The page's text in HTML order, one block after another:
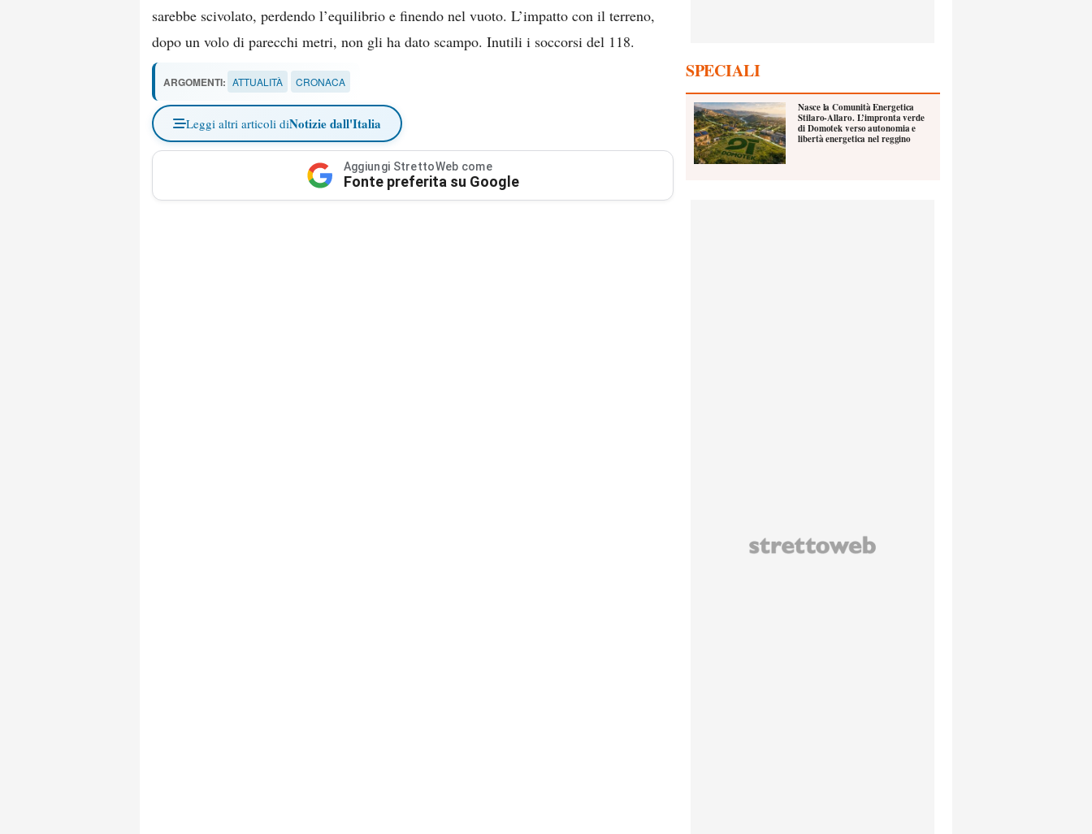
sarebbe scivolato, perdendo l’equilibrio e finendo nel vuoto. L’impatto con il terreno,
dopo un volo di parecchi metri, non gli ha dato scampo. Inutili i soccorsi del 118.
ARGOMENTI: ATTUALITÀ CRONACA
Leggi altri articoli diNotizie dall'Italia
Aggiungi StrettoWeb come
Fonte preferita su Google
SPECIALI
Nasce la Comunità Energetica
Stilaro-Allaro. L’impronta verde
di Domotek verso autonomia e
libertà energetica nel reggino